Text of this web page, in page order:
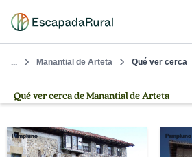
... Manantial de Arteta Qué ver cerca
Qué ver cerca de Manantial de Arteta
Pampluno Pampluno